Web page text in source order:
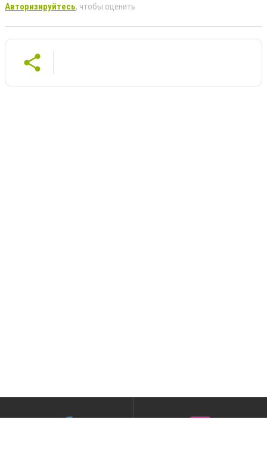
Авторизируйтесь, чтобы оценить